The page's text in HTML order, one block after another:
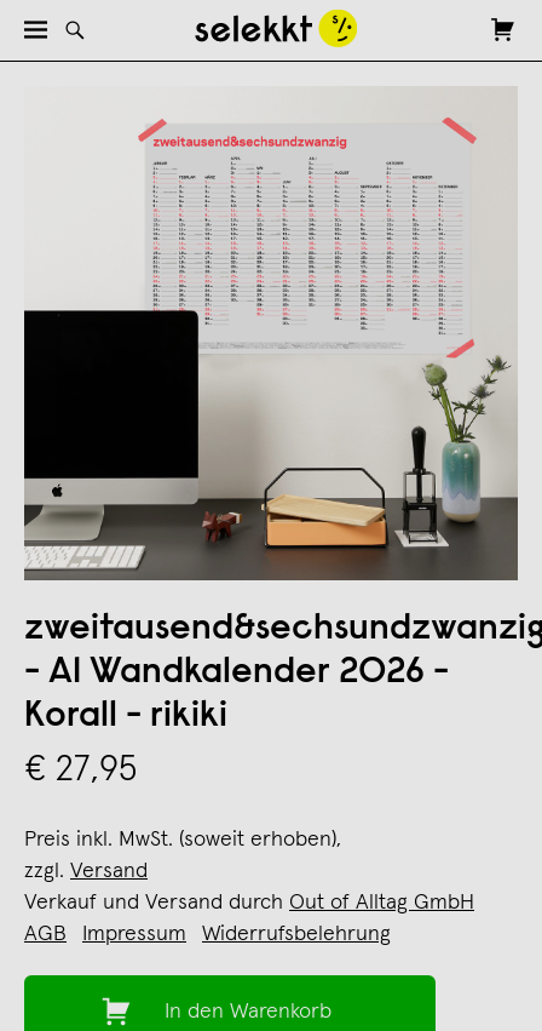
- A1 Wandkalender 2026 -
Korall - rikiki
€ 27,95
Preis inkl. MwSt. (soweit erhoben),
zzgl. Versand
Verkauf und Versand durch Out of Alltag GmbH
AGB
Impressum Widerrufsbelehrung
In den Warenkorb